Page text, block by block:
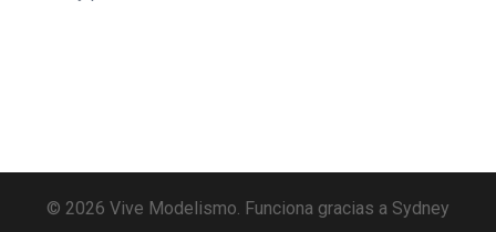
© 2026 Vive Modelismo. Funciona gracias a Sydney